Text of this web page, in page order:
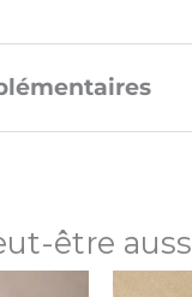
€/Kgêtre